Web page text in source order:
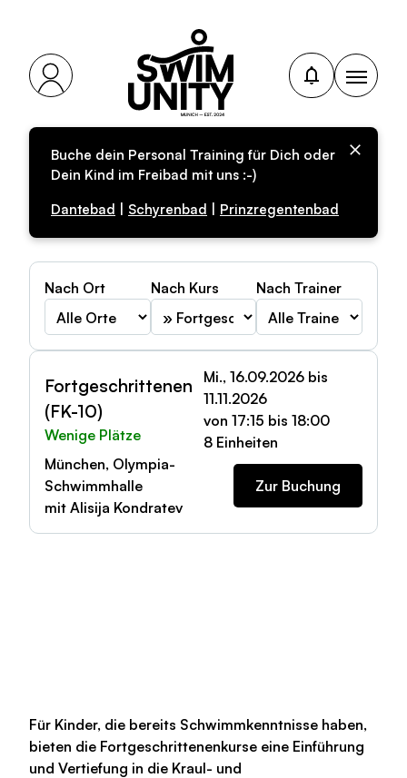
Buche dein Personal Training für Dich oder
Dein Kind im Freibad mit uns :-)
Dantebad
Schyrenbad Prinzregentenbad
Fortgeschrittenenkurs
in München buchen
Nach Ort Nach Kurs Nach Trainer
Fortgeschrittenen
(FK-10)
Wenige Plätze
Mi., 16.09.2026 bis
11.11.2026
von 17:15 bis 18:00
8 Einheiten
München, Olympia-
Schwimmhalle
mit Alisija Kondratev
Zur Buchung
Für Kinder, die bereits Schwimmkenntnisse haben,
bieten die Fortgeschrittenenkurse eine Einführung
und Vertiefung in die Kraul- und